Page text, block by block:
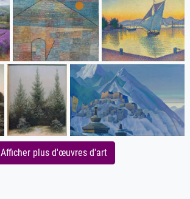
Afficher plus d'œuvres d'art